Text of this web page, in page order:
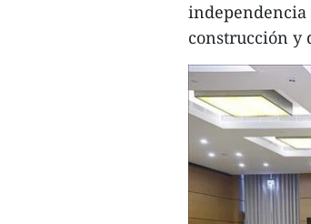
independencia
construcción y